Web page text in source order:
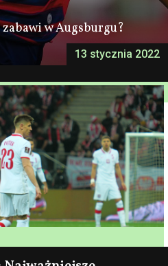
13 stycznia 2022
w Augsburgu?